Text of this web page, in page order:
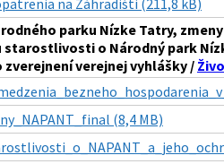
parku Nízke Tatry,
starostlivosti o Národný park
zverejnení verejnej vyhlášky /
(8,4 MB)